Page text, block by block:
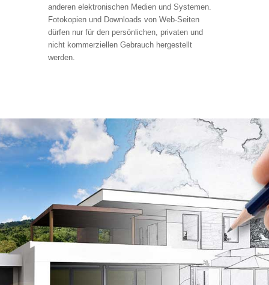
anderen elektronischen Medien und Systemen.
Fotokopien und Downloads von Web-Seiten
dürfen nur für den persönlichen, privaten und
nicht kommerziellen Gebrauch hergestellt
werden.